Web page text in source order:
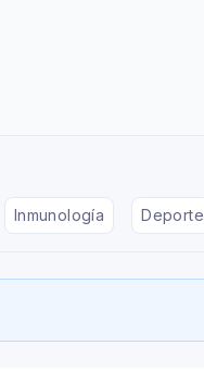
Inmunología Deporte